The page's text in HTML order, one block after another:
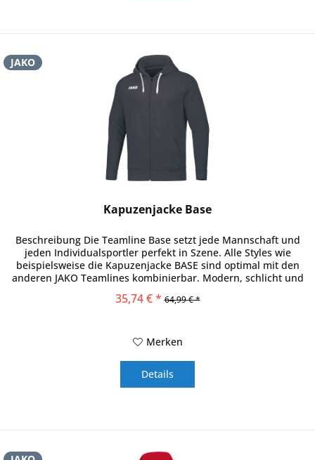
JAKO
Kapuzenjacke Base
Beschreibung Die Teamline Base setzt jede Mannschaft und
jeden Individualsportler perfekt in Szene. Alle Styles wie
beispielsweise die Kapuzenjacke BASE sind optimal mit den
anderen JAKO Teamlines kombinierbar. Modern, schlicht und
35,74 € * 64,99 € *
Merken
Details